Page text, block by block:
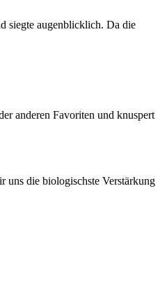
siegte augenblicklich. Da die
anderen Favoriten und knuspert
uns die biologischste Verstärkung